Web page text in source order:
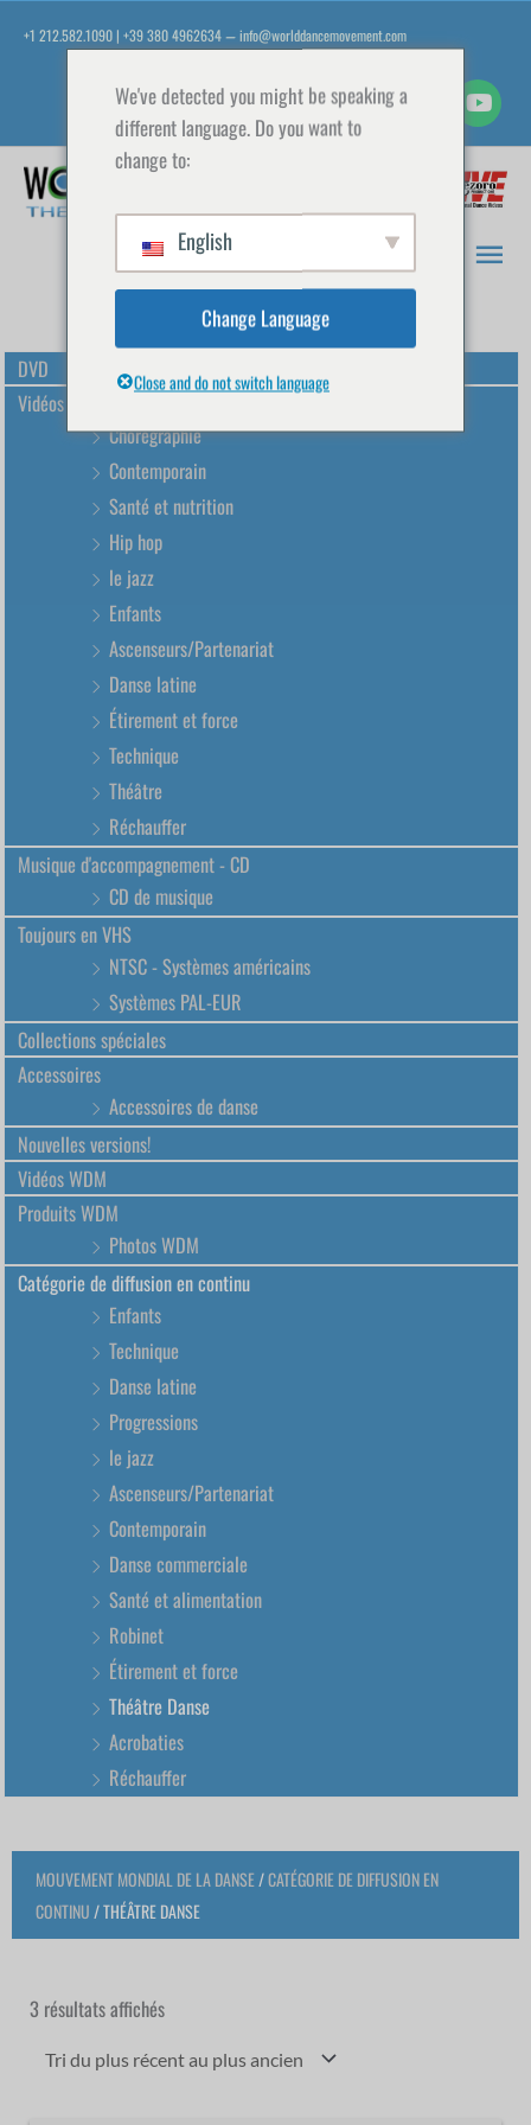
+1 212.582.1090 | +39 380 4962634 — info@worlddancemovement.com
DVD
Vidéos de danse
Chorégraphie
Contemporain
Santé et nutrition
Hip hop
le jazz
Enfants
Ascenseurs/Partenariat
Danse latine
Étirement et force
Technique
Théâtre
Réchauffer
Musique d'accompagnement - CD
CD de musique
Toujours en VHS
NTSC - Systèmes américains
Systèmes PAL-EUR
Collections spéciales
Accessoires
Accessoires de danse
Nouvelles versions!
Vidéos WDM
Produits WDM
Photos WDM
Catégorie de diffusion en continu
Enfants
Technique
Danse latine
Progressions
le jazz
Ascenseurs/Partenariat
Contemporain
Danse commerciale
Santé et alimentation
Robinet
Étirement et force
Théâtre Danse
Acrobaties
Réchauffer
MOUVEMENT MONDIAL DE LA DANSE/CATÉGORIE DE DIFFUSION EN
CONTINU/ THÉÂTRE DANSE
3 résultats affichésplus
plus
We've detected you might be speaking a
different language. Do you want to
change to:
English
Change Language
Close and do not switch language